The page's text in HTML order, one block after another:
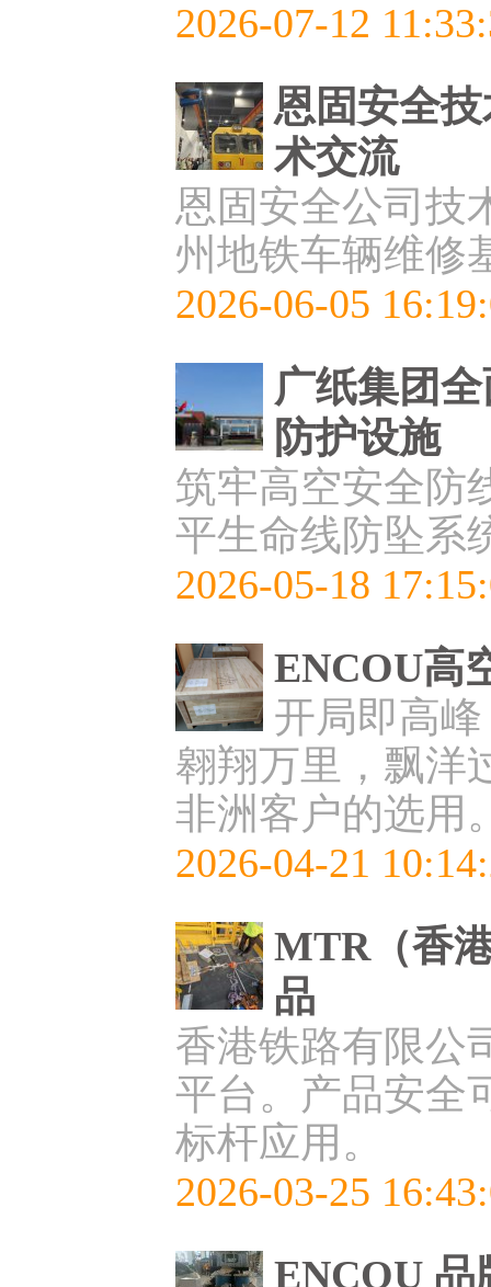
2026-07-12
恩固安全
术交流
恩固安全公司技
州地铁车辆维修
2026-06-05
广纸集团
防护设施
筑牢高空安全防
平生命线防坠系
2026-05-18
ENCOU高
开局即高
翱翔万里，飘洋
非洲客户的选用
2026-04-21
MTR（香
品
香港铁路有限公
平台。产品安全
标杆应用。
2026-03-25
ENCOU 品